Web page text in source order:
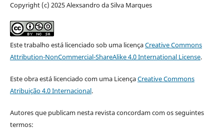
Copyright (c) 2025 Alexsandro da Silva Marques
Este trabalho está licenciado sob uma licençaCreative Commons
Attribution-NonCommercial-ShareAlike 4.0 International License.
Este obra está licenciado com uma LicençaCreative Commons
Atribuição 4.0 Internacional.
Autores que publicam nesta revista concordam com os seguintes
termos: